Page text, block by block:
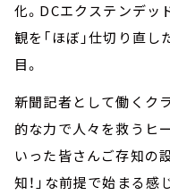
化。DCエクステンデッ
観を「ほぼ」仕切り直し
目。
新聞記者として働くク
的な力で人々を救うヒ
いった皆さんご存知の
知！」な前提で始まる感